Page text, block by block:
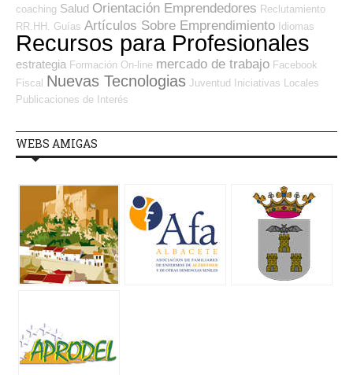
coaching Salud Orientación Emprendedores Reclutamiento
RR.HH. Guías Artículos Sobre Emprendimiento Idiomas
Recursos para Profesionales
estrategia Formación On-line mercado de trabajo Facebook
Fiscal Nuevas Tecnologias Juventud
Iniciativas Locales
Publicaciones de Interés
WEBS AMIGAS